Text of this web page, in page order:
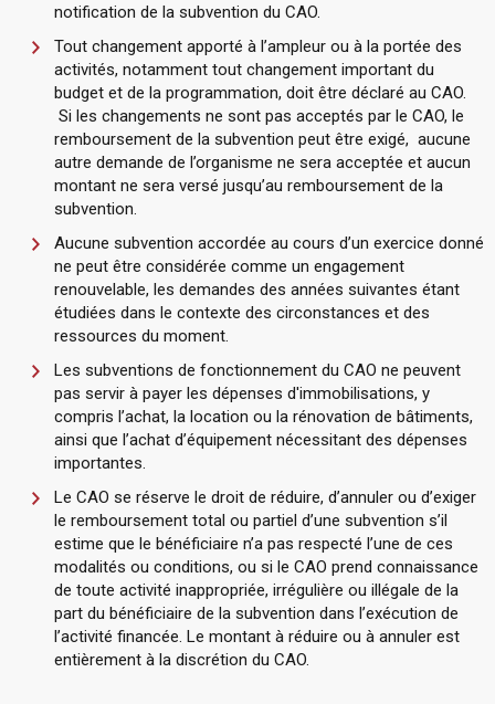
notification de la subvention du CAO.
Tout changement apporté à l’ampleur ou à la portée des
activités, notamment tout changement important du
budget et de la programmation, doit être déclaré au CAO.
Si les changements ne sont pas acceptés par le CAO, le
remboursement de la subvention peut être exigé, aucune
autre demande de l’organisme ne sera acceptée et aucun
montant ne sera versé jusqu’au remboursement de la
subvention.
Aucune subvention accordée au cours d’un exercice donné
ne peut être considérée comme un engagement
renouvelable, les demandes des années suivantes étant
étudiées dans le contexte des circonstances et des
ressources du moment.
Les subventions de fonctionnement du CAO ne peuvent
pas servir à payer les dépenses d'immobilisations, y
compris l’achat, la location ou la rénovation de bâtiments,
ainsi que l’achat d’équipement nécessitant des dépenses
importantes.
Le CAO se réserve le droit de réduire, d’annuler ou d’exiger
le remboursement total ou partiel d’une subvention s’il
estime que le bénéficiaire n’a pas respecté l’une de ces
modalités ou conditions, ou si le CAO prend connaissance
de toute activité inappropriée, irrégulière ou illégale de la
part du bénéficiaire de la subvention dans l’exécution de
l’activité financée. Le montant à réduire ou à annuler est
entièrement à la discrétion du CAO.